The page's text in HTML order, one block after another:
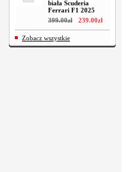
biała Scuderia
Ferrari F1 2025
399.00zł 239.00zł
Zobacz wszystkie